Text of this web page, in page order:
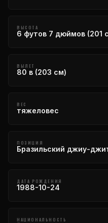
ВЫСОТА
6 футов 7 дюймов (201
ВЫЛЕТ
80 в (203 см)
ВЕС
тяжеловес
ПОЗИЦИЯ
Бразильский джиу-
ДАТА РОЖДЕНИЯ
1988-10-24
НАЦИОНАЛЬНОСТЬ